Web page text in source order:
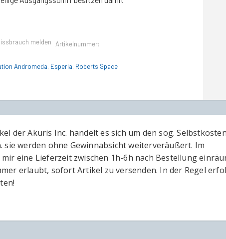
melden
Artikelnummer:
Andromeda, Esperia, Roberts Space
der Akuris Inc. handelt es sich um den sog.
werden ohne Gewinnabsicht weiterveräußert. Im
eine Lieferzeit zwischen 1h-6h nach Bestellung
erlaubt, sofort Artikel zu versenden. In der Regel